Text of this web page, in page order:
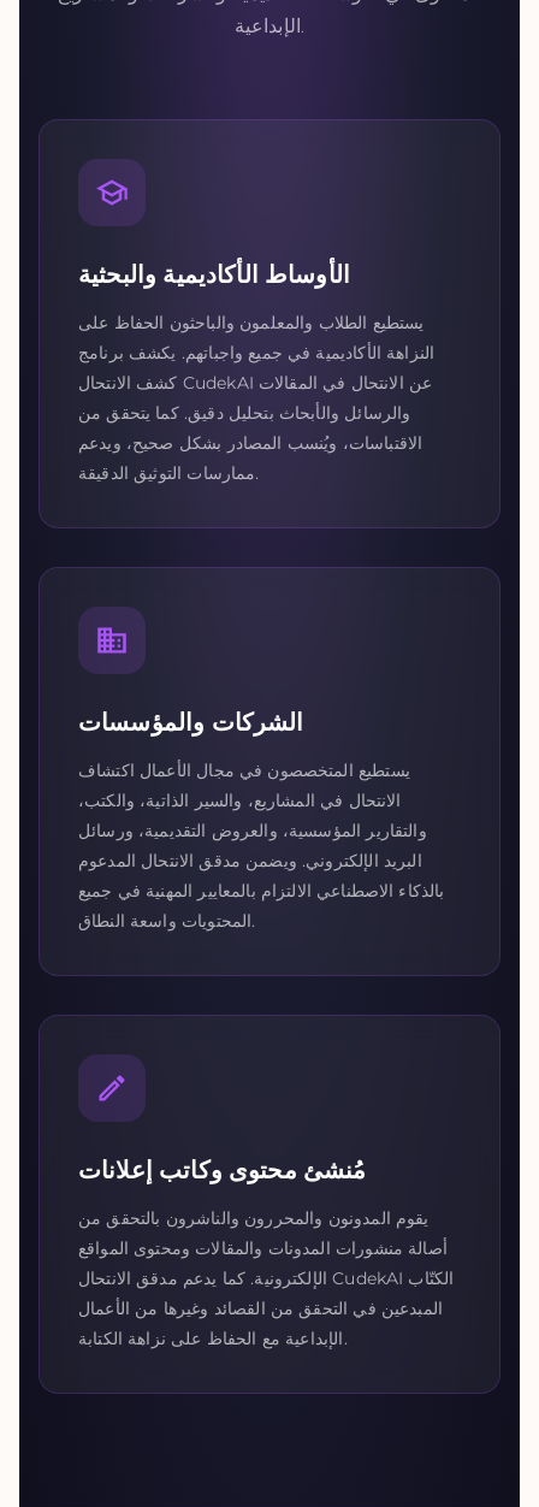
الإبداعية.
الأوساط الأكاديمية والبحثية
يستطيع الطلاب والمعلمون والباحثون الحفاظ على
النزاهة الأكاديمية في جميع واجباتهم. يكشف برنامج
كشف الانتحال CudekAI عن الانتحال في المقالات
والرسائل والأبحاث بتحليل دقيق. كما يتحقق من
الاقتباسات، ويُنسب المصادر بشكل صحيح، ويدعم
ممارسات التوثيق الدقيقة.
الشركات والمؤسسات
يستطيع المتخصصون في مجال الأعمال اكتشاف
الانتحال في المشاريع، والسير الذاتية، والكتب،
والتقارير المؤسسية، والعروض التقديمية، ورسائل
البريد الإلكتروني. ويضمن مدقق الانتحال المدعوم
بالذكاء الاصطناعي الالتزام بالمعايير المهنية في جميع
المحتويات واسعة النطاق.
مُنشئ محتوى وكاتب إعلانات
يقوم المدونون والمحررون والناشرون بالتحقق من
أصالة منشورات المدونات والمقالات ومحتوى المواقع
الإلكترونية. كما يدعم مدقق الانتحال CudekAI الكتّاب
المبدعين في التحقق من القصائد وغيرها من الأعمال
الإبداعية مع الحفاظ على نزاهة الكتابة.